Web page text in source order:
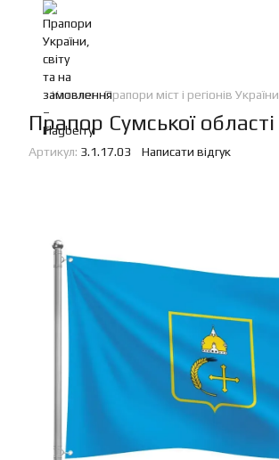
Каталог Прапори міст і регіонів України
Прапор Сумської області
Артикул: 3.1.17.03 Написати відгук